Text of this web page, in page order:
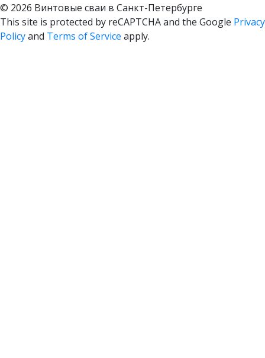
© 2026 Винтовые сваи в Санкт-Петербурге
This site is protected by reCAPTCHA and the Google Privacy
Policyand Terms of Service apply.